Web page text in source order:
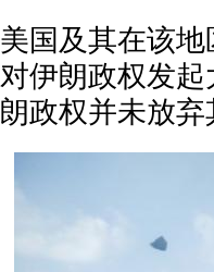
美国及其在该
对伊朗政权发
朗政权并未放